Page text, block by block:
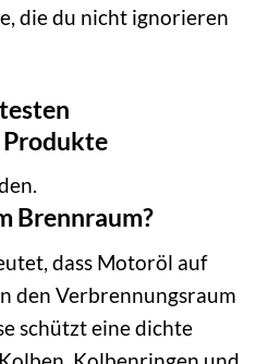
die du nicht ignorieren
Brennraum?
dass Motoröl auf
den Verbrennungsraum
schützt eine dichte